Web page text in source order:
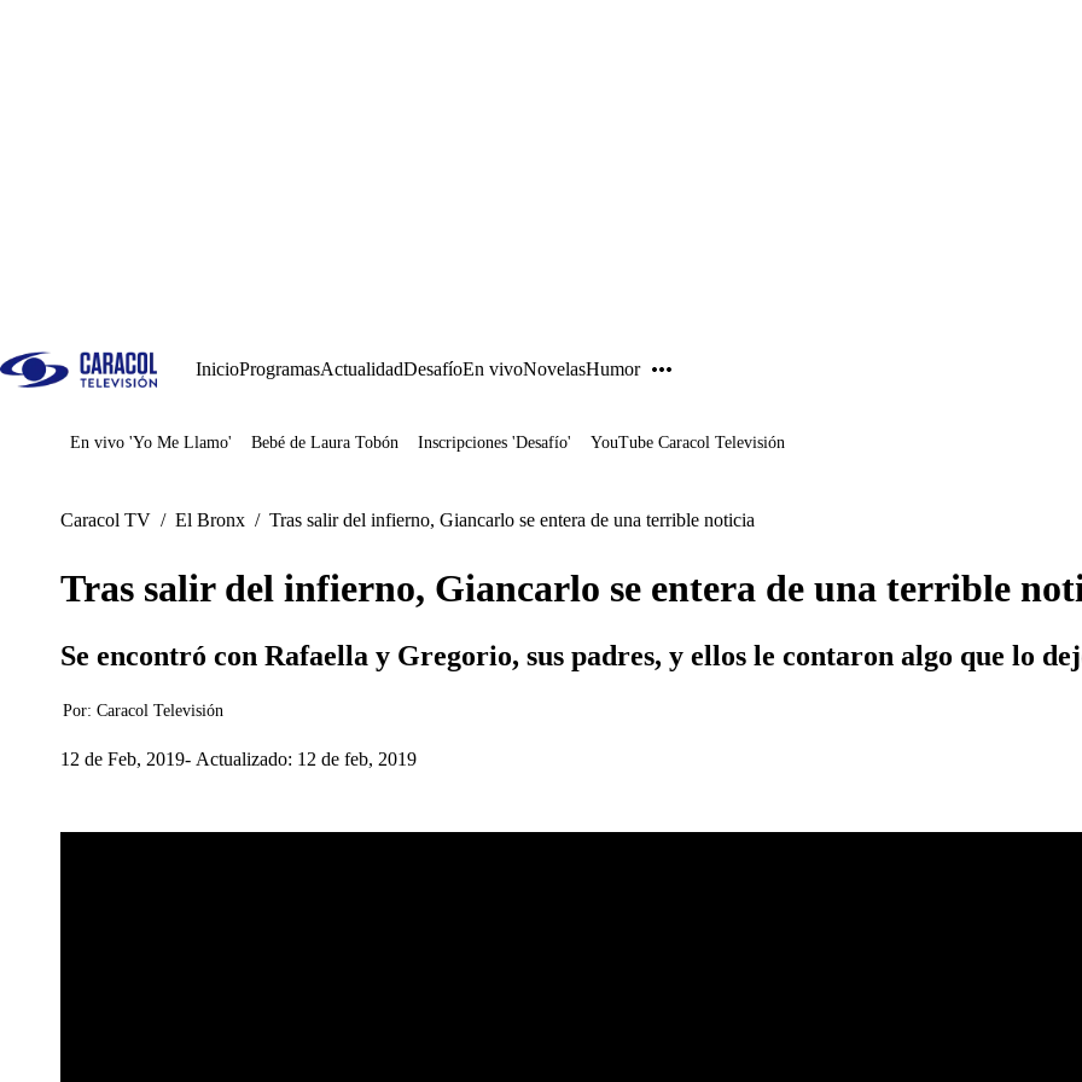
InicioProgramasActualidadDesafíoEn vivoNovelasHumor
Juegos
En vivo 'Yo Me Llamo' Bebé de Laura Tobón Inscripciones 'Desafío' YouTube Caracol Televisión
Caracol TV / El Bronx / Tras salir del infierno, Giancarlo se entera de una terrible noticia
Tras salir del infierno, Giancarlo se entera de una terrible
Se encontró con Rafaella y Gregorio, sus padres, y ellos le contaron algo que lo
Por: Caracol Televisión
12 de Feb, 2019 Actualizado: 12 de feb, 2019